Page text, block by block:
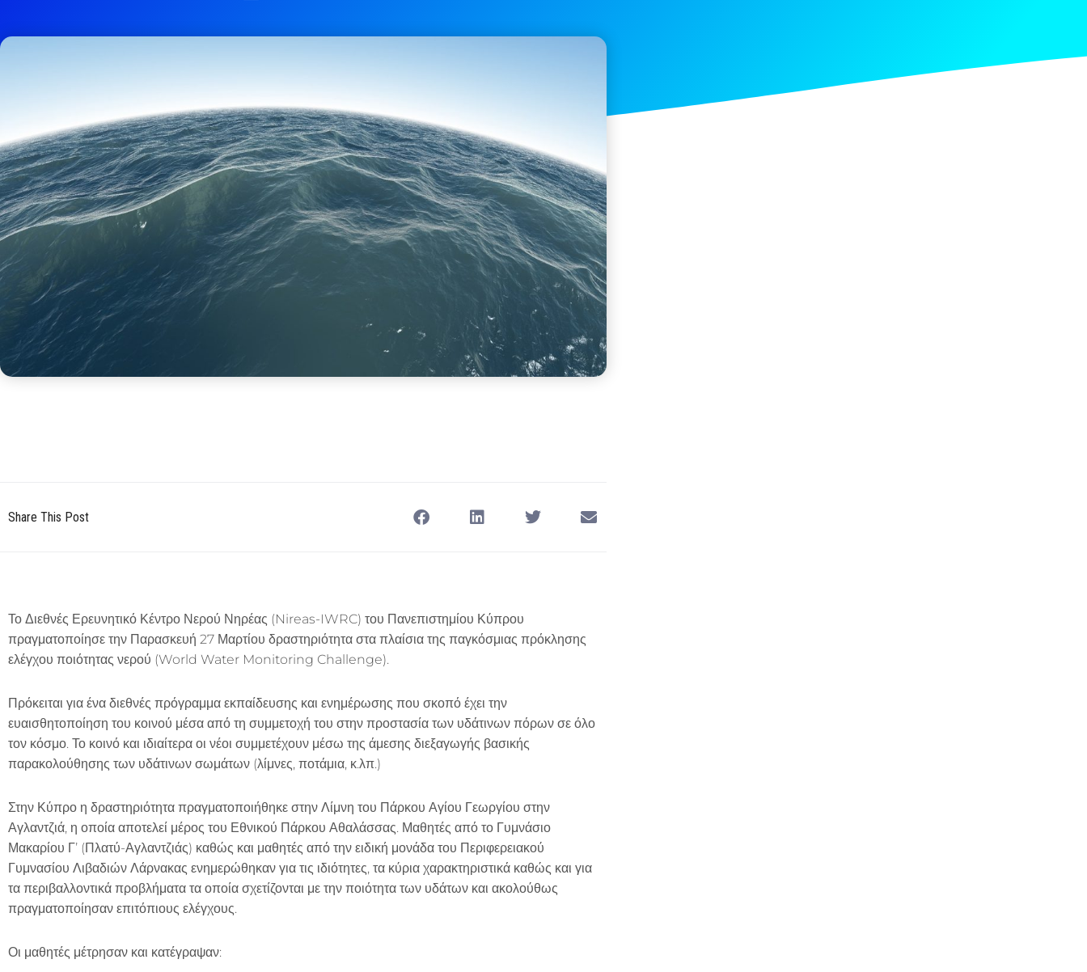
Share This Post
Το Διεθνές Ερευνητικό Κέντρο Νερού Νηρέας (Nireas-IWRC) του Πανεπιστημίου Κύπρου
πραγματοποίησε την Παρασκευή 27 Μαρτίου δραστηριότητα στα πλαίσια της παγκόσμιας πρόκλησης
ελέγχου ποιότητας νερού (World Water Monitoring Challenge).
Πρόκειται για ένα διεθνές πρόγραμμα εκπαίδευσης και ενημέρωσης που σκοπό έχει την
ευαισθητοποίηση του κοινού μέσα από τη συμμετοχή του στην προστασία των υδάτινων πόρων σε όλο
τον κόσμο. Το κοινό και ιδιαίτερα οι νέοι συμμετέχουν μέσω της άμεσης διεξαγωγής βασικής
παρακολούθησης των υδάτινων σωμάτων (λίμνες, ποτάμια, κ.λπ.)
Στην Κύπρο η δραστηριότητα πραγματοποιήθηκε στην Λίμνη του Πάρκου Αγίου Γεωργίου στην
Αγλαντζιά, η οποία αποτελεί μέρος του Εθνικού Πάρκου Αθαλάσσας. Μαθητές από το Γυμνάσιο
Μακαρίου Γʼ (Πλατύ-Αγλαντζιάς) καθώς και μαθητές από την ειδική μονάδα του Περιφερειακού
Γυμνασίου Λιβαδιών Λάρνακας ενημερώθηκαν για τις ιδιότητες, τα κύρια χαρακτηριστικά καθώς και για
τα περιβαλλοντικά προβλήματα τα οποία σχετίζονται με την ποιότητα των υδάτων και ακολούθως
πραγματοποίησαν επιτόπιους ελέγχους.
Οι μαθητές μέτρησαν και κατέγραψαν: